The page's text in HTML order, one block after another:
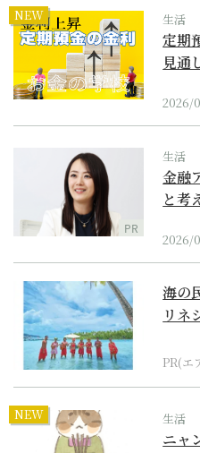
NEW 生活
定期
見通
2026/
PR
生活
金融
と考
2026/
海の
リネ
PR(エ
NEW 生活
ニャ